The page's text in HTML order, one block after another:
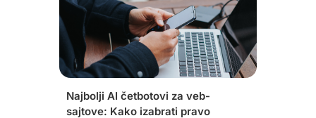
Najbolji AI četbotovi za veb-
sajtove: Kako izabrati pravo